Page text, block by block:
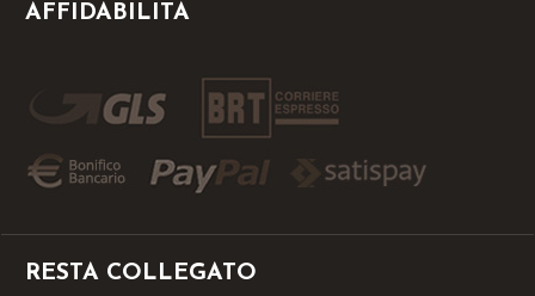
AFFIDABILITÀ
RESTA COLLEGATO